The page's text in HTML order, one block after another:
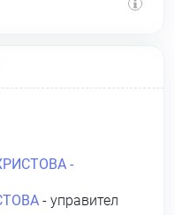
-
- управител